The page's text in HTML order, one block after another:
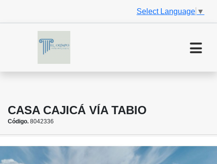
Select Language ▼
CASA CAJICÁ VÍA TABIO
Código. 8042336